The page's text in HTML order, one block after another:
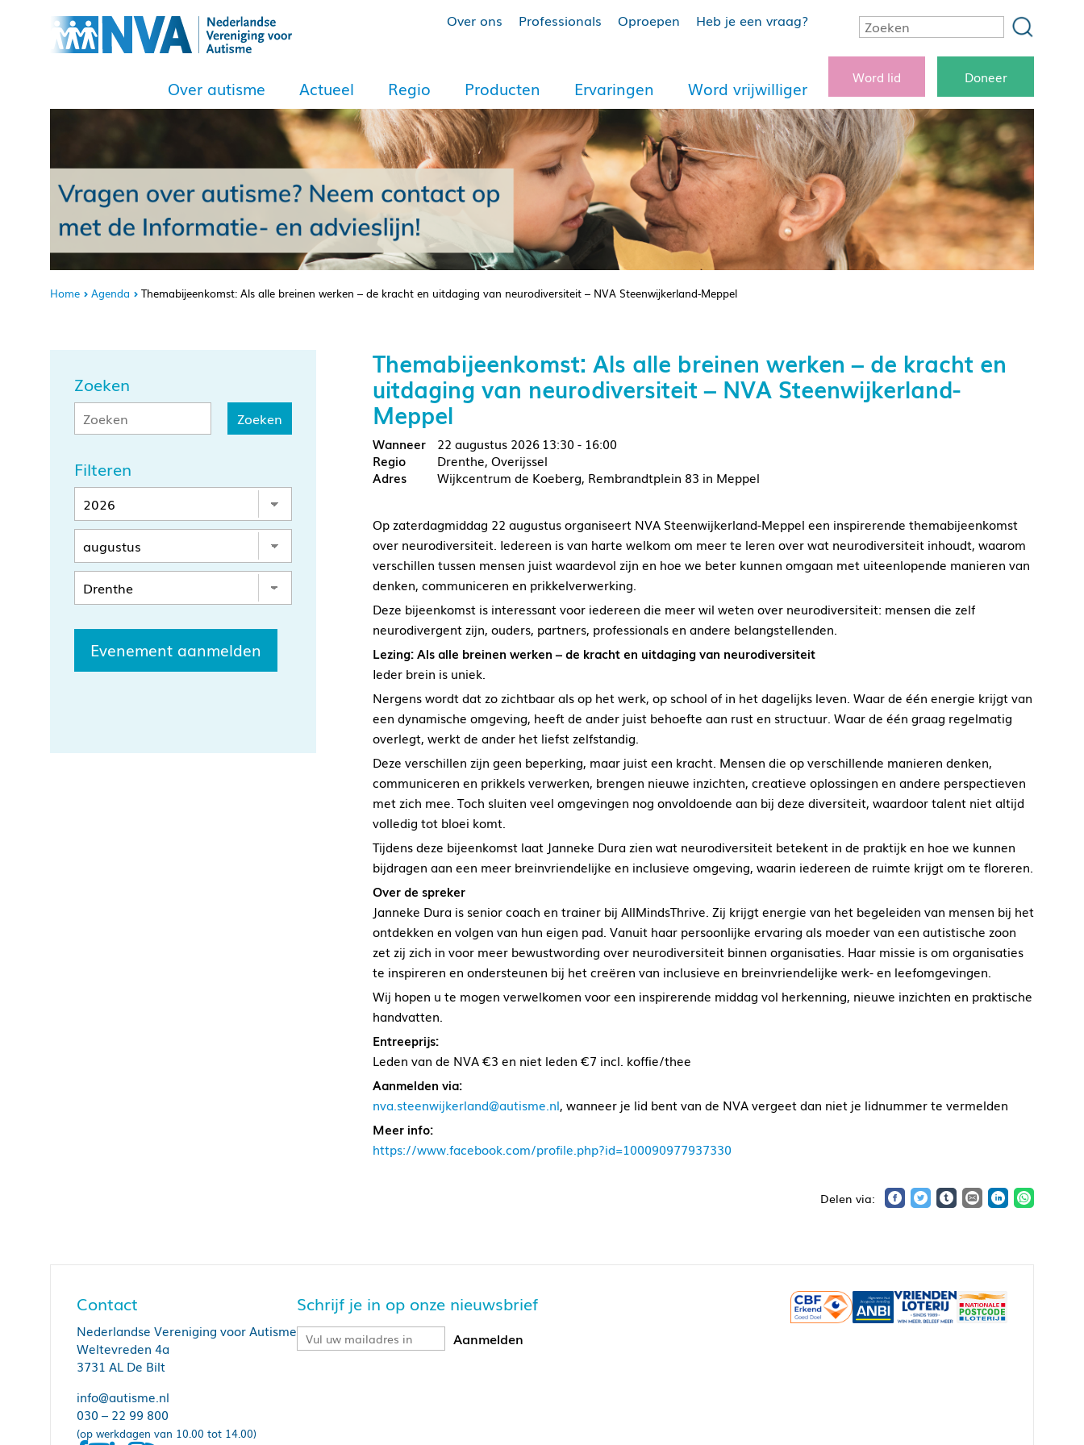
Over ons Professionals Oproepen Heb je een vraag?
Over autisme Actueel Regio Producten Ervaringen Word vrijwilliger
Word lid Doneer
Home Agenda Themabijeenkomst: Als alle breinen werken – de kracht en uitdaging van neurodiversiteit – NVA Steenwijkerland-Meppel
Zoeken
Filteren
Evenement aanmelden
Themabijeenkomst: Als alle breinen werken – de kracht en
uitdaging van neurodiversiteit – NVA Steenwijkerland-
Meppel
22 augustus 2026 13:30 - 16:00
Drenthe, Overijssel
Wijkcentrum de Koeberg, Rembrandtplein 83 in Meppel
Op zaterdagmiddag 22 augustus organiseert NVA Steenwijkerland-Meppel een inspirerende themabijeenkomst
over neurodiversiteit. Iedereen is van harte welkom om meer te leren over wat neurodiversiteit inhoudt, waarom
verschillen tussen mensen juist waardevol zijn en hoe we beter kunnen omgaan met uiteenlopende manieren van
denken, communiceren en prikkelverwerking.
Deze bijeenkomst is interessant voor iedereen die meer wil weten over neurodiversiteit: mensen die zelf
neurodivergent zijn, ouders, partners, professionals en andere belangstellenden.
Lezing: Als alle breinen werken – de kracht en uitdaging van neurodiversiteit
Ieder brein is uniek.
Nergens wordt dat zo zichtbaar als op het werk, op school of in het dagelijks leven. Waar de één energie krijgt van
een dynamische omgeving, heeft de ander juist behoefte aan rust en structuur. Waar de één graag regelmatig
overlegt, werkt de ander het liefst zelfstandig.
Deze verschillen zijn geen beperking, maar juist een kracht. Mensen die op verschillende manieren denken,
communiceren en prikkels verwerken, brengen nieuwe inzichten, creatieve oplossingen en andere perspectieven
met zich mee. Toch sluiten veel omgevingen nog onvoldoende aan bij deze diversiteit, waardoor talent niet altijd
volledig tot bloei komt.
Tijdens deze bijeenkomst laat Janneke Dura zien wat neurodiversiteit betekent in de praktijk en hoe we kunnen
bijdragen aan een meer breinvriendelijke en inclusieve omgeving, waarin iedereen de ruimte krijgt om te floreren.
Over de spreker
Janneke Dura is senior coach en trainer bij AllMindsThrive. Zij krijgt energie van het begeleiden van mensen bij het
ontdekken en volgen van hun eigen pad. Vanuit haar persoonlijke ervaring als moeder van een autistische zoon
zet zij zich in voor meer bewustwording over neurodiversiteit binnen organisaties. Haar missie is om organisaties
te inspireren en ondersteunen bij het creëren van inclusieve en breinvriendelijke werk- en leefomgevingen.
Wij hopen u te mogen verwelkomen voor een inspirerende middag vol herkenning, nieuwe inzichten en praktische
handvatten.
Entreeprijs:
Leden van de NVA €3 en niet leden €7 incl. koffie/thee
Aanmelden via:
nva.steenwijkerland@autisme.nl, wanneer je lid bent van de NVA vergeet dan niet je lidnummer te vermelden
Meer info:
https://www.facebook.com/profile.php?id=100090977937330
Contact
Nederlandse Vereniging voor Autisme
Weltevreden 4a
3731 AL De Bilt
info@autisme.nl
030 – 22 99 800
(op werkdagen van 10.00 tot 14.00)
Schrijf je in op onze nieuwsbrief